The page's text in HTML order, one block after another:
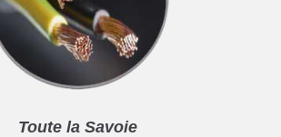
Toute la Savoie